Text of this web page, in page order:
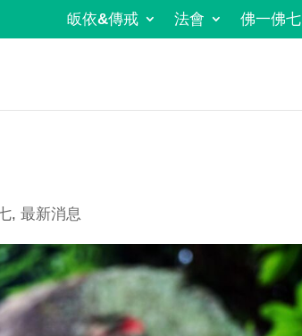
皈依&傳戒 法會 佛一佛七
,最新消息